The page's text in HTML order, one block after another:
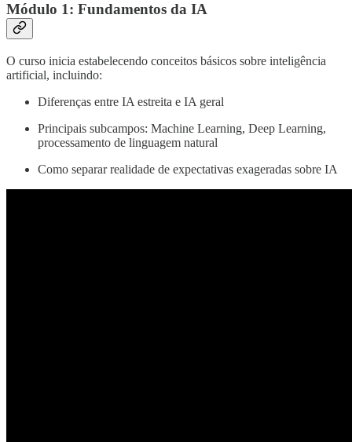
Módulo 1: Fundamentos da IA
O curso inicia estabelecendo conceitos básicos sobre inteligência
artificial, incluindo:
Diferenças entre IA estreita e IA geral
Principais subcampos: Machine Learning, Deep Learning,
processamento de linguagem natural
Como separar realidade de expectativas exageradas sobre IA